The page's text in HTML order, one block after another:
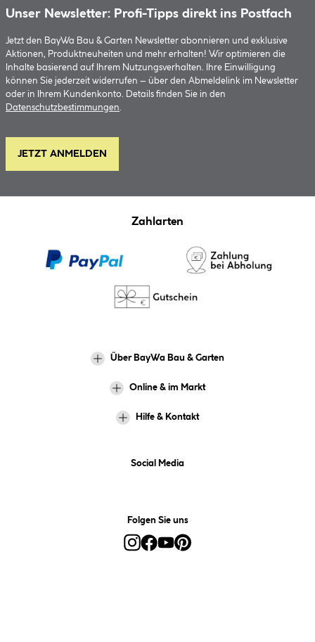
Unser Newsletter: Profi-Tipps direkt ins Postfach
Jetzt den BayWa Bau & Garten Newsletter abonnieren und exklusive
Aktionen, Produktneuheiten und mehr erhalten! Wir optimieren die
Inhalte basierend auf Ihrem Nutzungsverhalten. Ihre Einwilligung
können Sie jederzeit widerrufen – über den Abmeldelink im Newsletter
oder in Ihrem Kundenkonto. Details finden Sie in den
Datenschutzbestimmungen.
JETZT ANMELDEN
Zahlarten
Über BayWa Bau & Garten
Online & im Markt
Hilfe & Kontakt
Social Media
Folgen Sie uns